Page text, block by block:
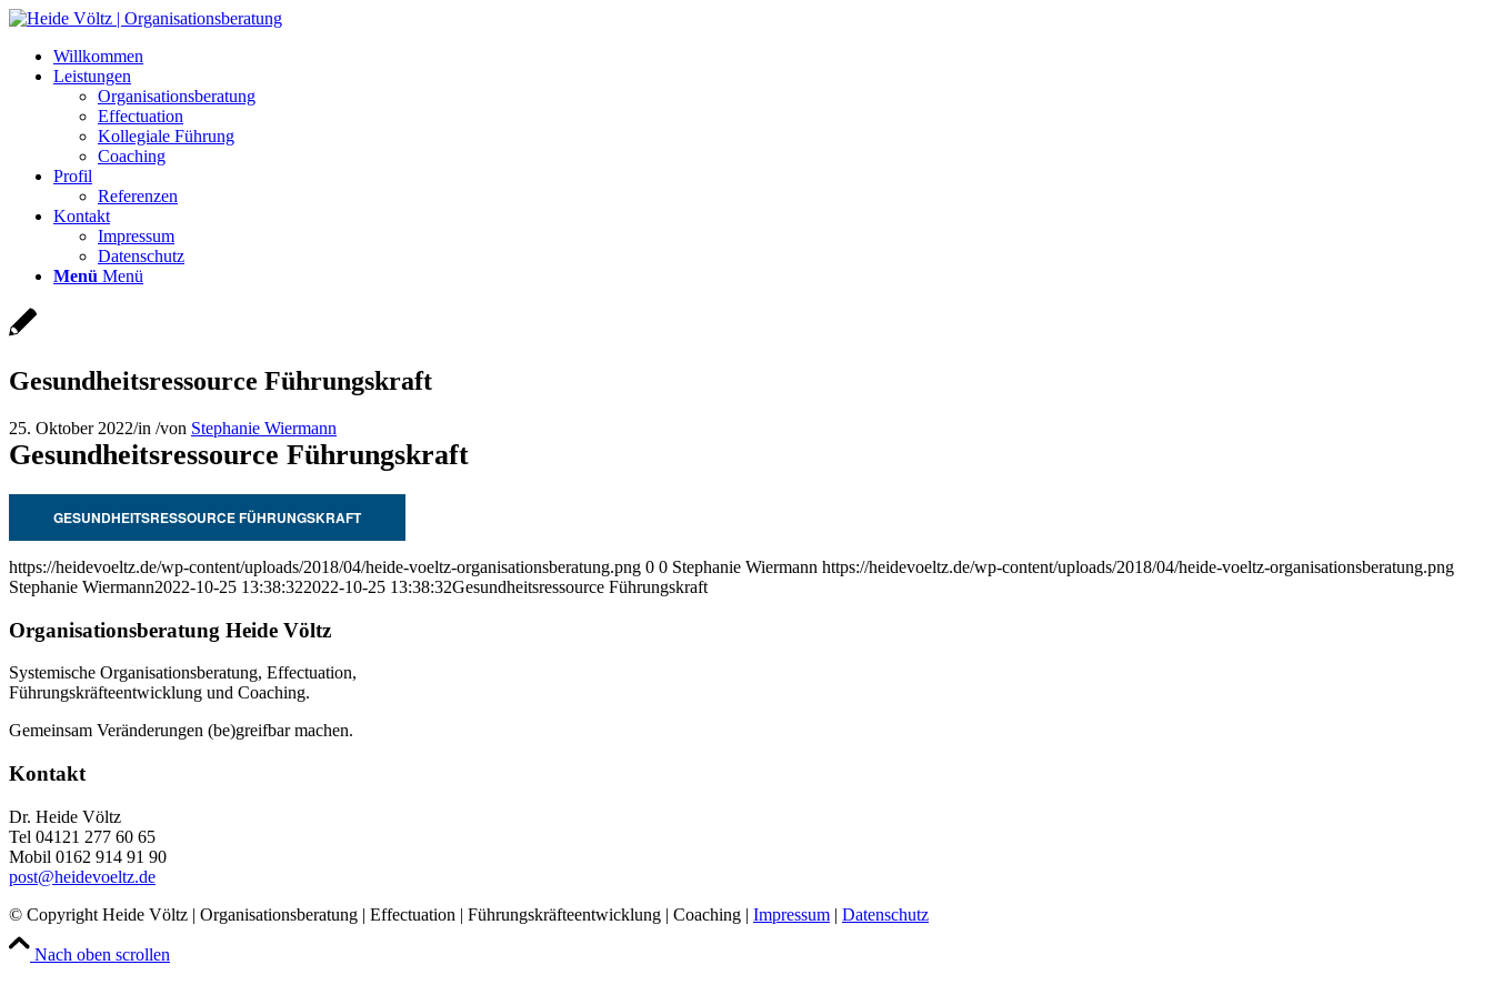
Willkommen
Leistungen
Organisationsberatung
Effectuation
Kollegiale Führung
Coaching
Profil
Referenzen
Kontakt
Impressum
Datenschutz
Menü Menü
Gesundheitsressource Führungskraft
25. Oktober 2022/in /von Stephanie Wiermann
Gesundheitsressource Führungskraft
GESUNDHEITSRESSOURCE FÜHRUNGSKRAFT
https://heidevoeltz.de/wp-content/uploads/2018/04/heide-voeltz-organisationsberatung.png 0 0 Stephanie Wiermann https://heidevoeltz.de/wp-content/uploads/2018/04/heide-voeltz-organisationsberatung.png
Stephanie Wiermann2022-10-25 13:38:322022-10-25 13:38:32Gesundheitsressource Führungskraft
Organisationsberatung Heide Völtz
Systemische Organisationsberatung, Effectuation,
Führungskräfteentwicklung und Coaching.
Gemeinsam Veränderungen (be)greifbar machen.
Kontakt
Dr. Heide Völtz
Tel 04121 277 60 65
Mobil 0162 914 91 90
post@heidevoeltz.de
© Copyright Heide Völtz | Organisationsberatung | Effectuation | Führungskräfteentwicklung | Coaching | Impressum | Datenschutz
Nach oben scrollen